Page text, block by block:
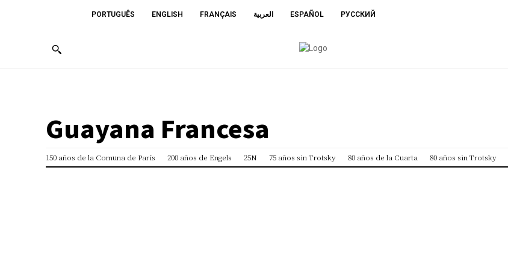
PORTUGUÊS ENGLISH FRANÇAIS العربية ESPAÑOL РУССКИЙ
Guayana Francesa
150 años de la Comuna de París 200 años de Engels 25N 75 años sin Trotsky 80 años de la Cuarta 80 años sin Trotsky